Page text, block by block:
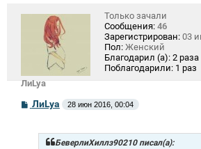
ЛиLya
Только зачали
Сообщения: 46
Зарегистрирован: 03
Пол: Женский
Благодарил (а): 2 раза
Поблагодарили: 1 раз
С
ЛиLya 28 июн 2016, 00:04
БеверлиХиллз90210 писал(а):